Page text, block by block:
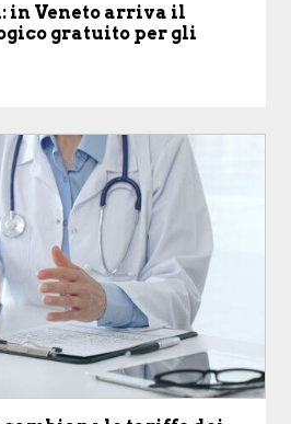
in Veneto arriva il
gratuito per gli